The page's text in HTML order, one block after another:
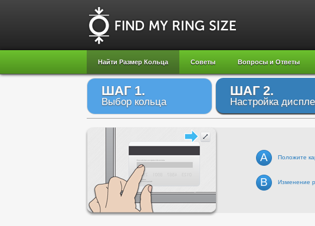
Найти Размер Кольца Советы Вопросы и Ответы
ШАГ 1.
Выбор кольца
ШАГ 2.
Настройка
A Положите
B Изменение